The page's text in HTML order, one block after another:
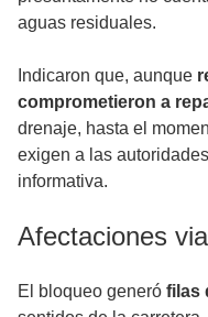
aguas residuales.
Indicaron que, aunque
comprometieron a
drenaje, hasta el
exigen a las
informativa.
Afectaciones
El bloqueo generó filas